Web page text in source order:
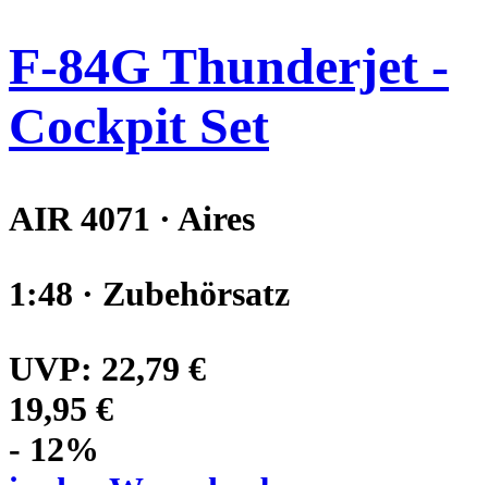
F-84G Thunderjet -
Cockpit Set
AIR 4071 · Aires
1:48 · Zubehörsatz
UVP: 22,79 €
19,95 €
- 12%